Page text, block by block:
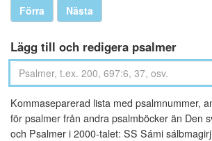
Förra Nästa
Lägg till och redigera psalmer
Kommaseparerad lista med psalmnummer,
för psalmer från andra psalmböcker än Den
och Psalmer i 2000-talet: SS Sámi